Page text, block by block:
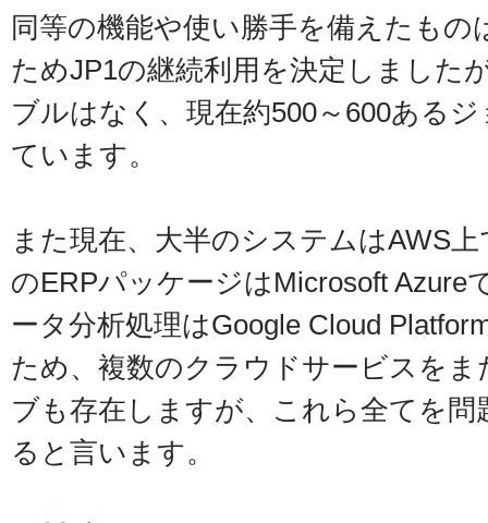
同等の機能や使い勝手を備えたも
ためJP1の継続利用を決定しました
ブルはなく、現在約500～600ある
ています。
また現在、大半のシステムはAWS
のERPパッケージはMicrosoft Azure
ータ分析処理はGoogle Cloud
ため、複数のクラウドサービスを
ブも存在しますが、これら全てを
ると言います。